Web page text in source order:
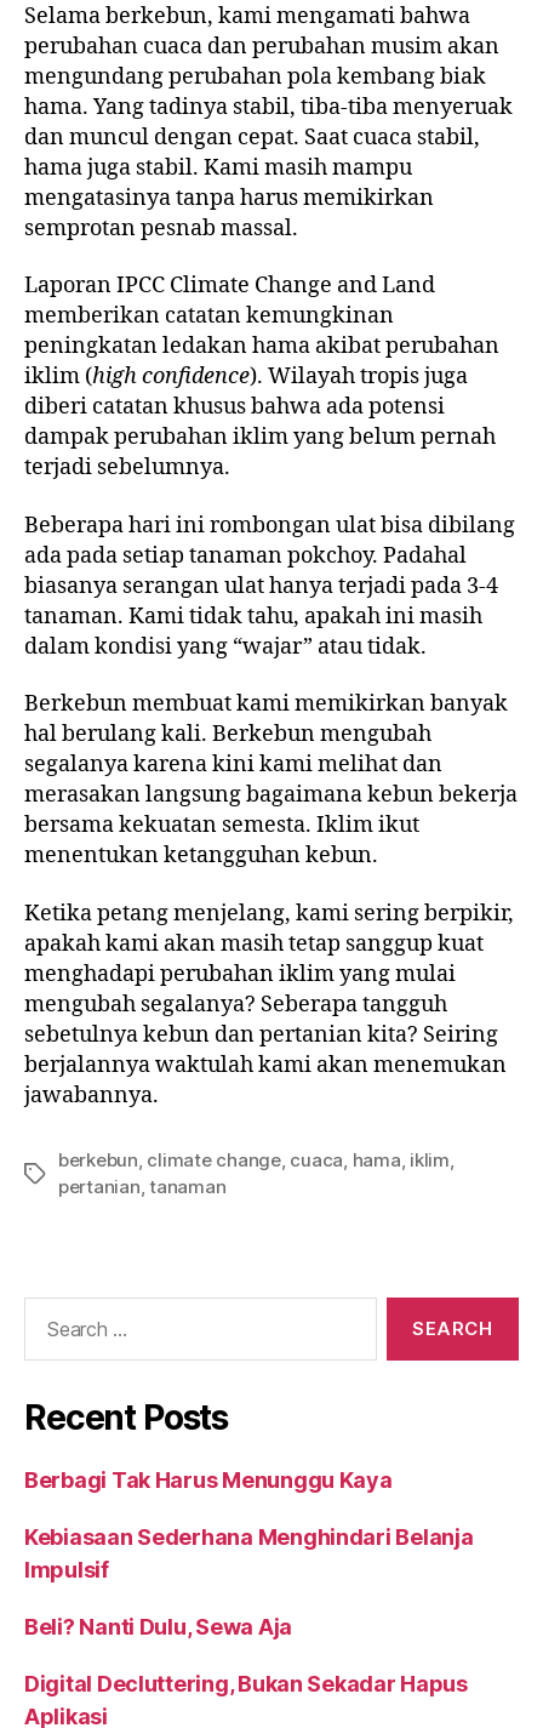
Selama berkebun, kami mengamati bahwa
perubahan cuaca dan perubahan musim akan
mengundang perubahan pola kembang biak
hama. Yang tadinya stabil, tiba-tiba menyeruak
dan muncul dengan cepat. Saat cuaca stabil,
hama juga stabil. Kami masih mampu
mengatasinya tanpa harus memikirkan
semprotan pesnab massal.
Laporan IPCC Climate Change and Land
memberikan catatan kemungkinan
peningkatan ledakan hama akibat perubahan
iklim (high confidence). Wilayah tropis juga
diberi catatan khusus bahwa ada potensi
dampak perubahan iklim yang belum pernah
terjadi sebelumnya.
Beberapa hari ini rombongan ulat bisa dibilang
ada pada setiap tanaman pokchoy. Padahal
biasanya serangan ulat hanya terjadi pada 3-4
tanaman. Kami tidak tahu, apakah ini masih
dalam kondisi yang “wajar” atau tidak.
Berkebun membuat kami memikirkan banyak
hal berulang kali. Berkebun mengubah
segalanya karena kini kami melihat dan
merasakan langsung bagaimana kebun bekerja
bersama kekuatan semesta. Iklim ikut
menentukan ketangguhan kebun.
Ketika petang menjelang, kami sering berpikir,
apakah kami akan masih tetap sanggup kuat
menghadapi perubahan iklim yang mulai
mengubah segalanya? Seberapa tangguh
sebetulnya kebun dan pertanian kita? Seiring
berjalannya waktulah kami akan menemukan
jawabannya.
berkebun climate change, cuaca hama iklim
pertanian ,tanaman
Recent Posts
Berbagi Tak Harus Menunggu Kaya
Kebiasaan Sederhana Menghindari Belanja
Impulsif
Beli? Nanti Dulu, Sewa Aja
Digital Decluttering, Bukan Sekadar Hapus
Aplikasi